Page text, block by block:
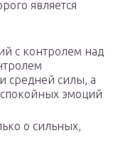
является
с контролем над
средней силы, а
эмоций
о сильных,